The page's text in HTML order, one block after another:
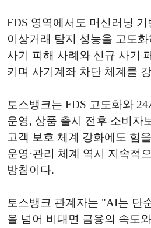
FDS 영역에서도 머신러닝
이상거래 탐지 성능을 고도
사기 피해 사례와 신규 사기
키며 사기계좌 차단 체계를
토스뱅크는 FDS 고도화와
운영, 상품 출시 전후 소비자
고객 보호 체계 강화에도 힘
운영·관리 체계 역시 지속적
방침이다.
토스뱅크 관계자는 "AI는 단
을 넘어 비대면 금융의 속도